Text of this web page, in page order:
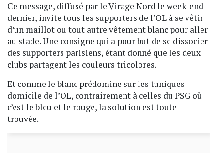
Ce message, diffusé par le Virage Nord le week-end
dernier, invite tous les supporters de l’OL à se vêtir
d’un maillot ou tout autre vêtement blanc pour aller
au stade. Une consigne qui a pour but de se dissocier
des supporters parisiens, étant donné que les deux
clubs partagent les couleurs tricolores.
Et comme le blanc prédomine sur les tuniques
domicile de l’OL, contrairement à celles du PSG où
c’est le bleu et le rouge, la solution est toute
trouvée.